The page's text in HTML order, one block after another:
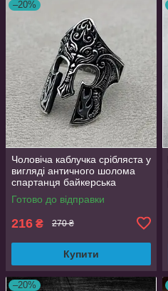
–20%
Чоловіча каблучка срібляста у
вигляді античного шолома
спартанця байкерська
регульована AurumLux297
Готово до відправки
216 ₴ 270 ₴
Купити
–20%